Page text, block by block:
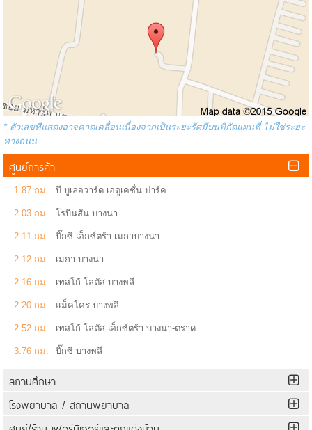
* ตัวเลขที่แสดงอาจคาดเคลื่อนเนื่องจากเป็นระยะรัศมีบนพิกัดแผนที่ ไม่ใช่ระยะ
ทางถนน
ศูนย์การค้า
1.87 กม. บี บูเลอวาร์ด เอดูเคชั่น ปาร์ค
2.03 กม. โรบินสัน บางนา
2.11 กม. บิ๊กซี เอ็กซ์ตร้า เมกาบางนา
2.12 กม. เมกา บางนา
2.16 กม. เทสโก้ โลตัส บางพลี
2.20 กม. แม็คโคร บางพลี
2.52 กม. เทสโก้ โลตัส เอ็กซ์ตร้า บางนา-ตราด
3.76 กม. บิ๊กซี บางพลี
สถานศึกษา
โรงพยาบาล / สถานพยาบาล